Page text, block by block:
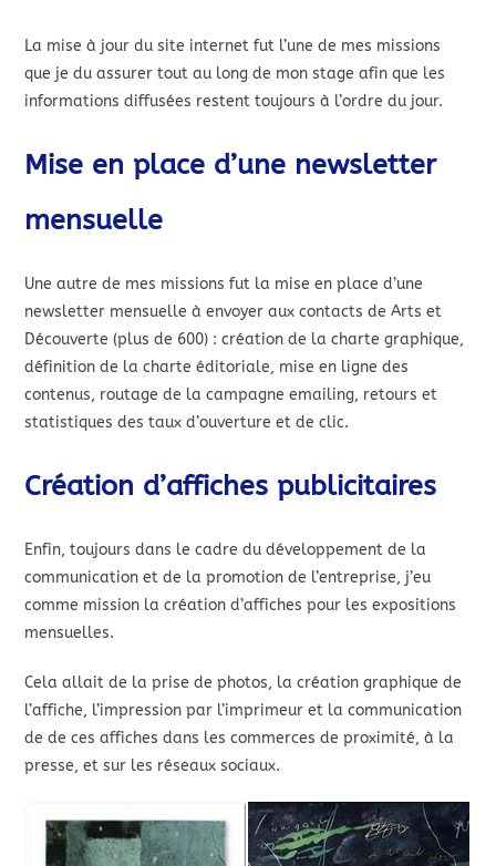
La mise à jour du site internet fut l’une de mes missions
que je du assurer tout au long de mon stage afin que les
informations diffusées restent toujours à l’ordre du jour.
Mise en place d’une newsletter
mensuelle
Une autre de mes missions fut la mise en place d’une
newsletter mensuelle à envoyer aux contacts de Arts et
Découverte (plus de 600) : création de la charte graphique,
définition de la charte éditoriale, mise en ligne des
contenus, routage de la campagne emailing, retours et
statistiques des taux d’ouverture et de clic.
Création d’affiches publicitaires
Enfin, toujours dans le cadre du développement de la
communication et de la promotion de l’entreprise, j’eu
comme mission la création d’affiches pour les expositions
mensuelles.
Cela allait de la prise de photos, la création graphique de
l’affiche, l’impression par l’imprimeur et la communication
de de ces affiches dans les commerces de proximité, à la
presse, et sur les réseaux sociaux.